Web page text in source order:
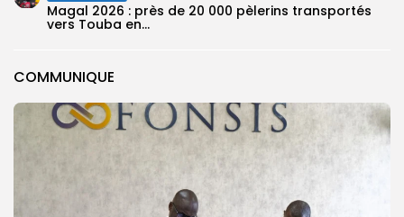
COMMUNIQUE
Magal 2026 : près de 20 000 pèlerins transportés
vers Touba en...